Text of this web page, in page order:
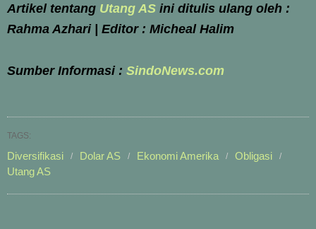
Artikel tentang Utang AS ini ditulis ulang oleh :
Rahma Azhari | Editor : Micheal Halim
Sumber Informasi : SindoNews.com
TAGS:
Diversifikasi Dolar AS Ekonomi Amerika
Obligasi
Utang AS